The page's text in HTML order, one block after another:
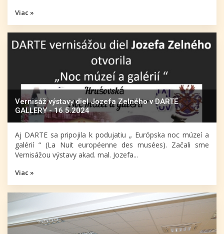
Viac »
Vernisáž výstavy diel Jozefa Zelného v DARTE
GALLERY - 16.5.2024
Aj DARTE sa pripojila k podujatiu „ Európska noc múzeí a
galérií “ (La Nuit européenne des musées). Začali sme
Vernisážou výstavy akad. mal. Jozefa...
Viac »